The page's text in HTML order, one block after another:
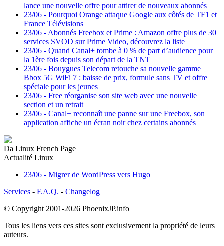
lance une nouvelle offre pour attirer de nouveaux abonnés
23/06 - Pourquoi Orange attaque Google aux côtés de TF1 et
France Télévisions
23/06 - Abonnés Freebox et Prime : Amazon offre plus de 30
services SVOD sur Prime Video, découvrez la liste
23/06 - Quand Canal+ tombe à 0 % de part d’audience pour
la 1ère fois depuis son départ de la TNT
23/06 - Bouygues Telecom retouche sa nouvelle gamme
Bbox 5G WiFi 7 : baisse de prix, formule sans TV et offre
spéciale pour les jeunes
23/06 - Free réorganise son site web avec une nouvelle
section et un retrait
23/06 - Canal+ reconnaît une panne sur une Freebox, son
application affiche un écran noir chez certains abonnés
Da Linux French Page
Actualité Linux
23/06 - Migrer de WordPress vers Hugo
Services - F.A.Q. - Changelog
© Copyright 2001-2026 PhoenixJP.info
Tous les liens vers ces sites sont exclusivement la propriété de leurs
auteurs.